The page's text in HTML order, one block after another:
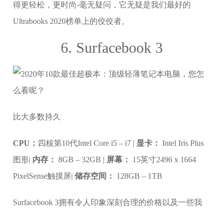
得更轻松，更时尚-毫无疑问，它无疑是我们最好的
Ultrabooks 2020榜单上的佼佼者。
6. Surfacebook 3
比大多数持久
CPU： 四核第10代Intel Core i5 – i7 | 显卡： Intel Iris Plus
图形| 内存： 8GB – 32GB | 屏幕：
15英寸2496 x 1664
PixelSense触摸屏|储存空间： 128GB – 1TB
Surfacebook 3拥有令人印象深刻合理的价格以及一些我